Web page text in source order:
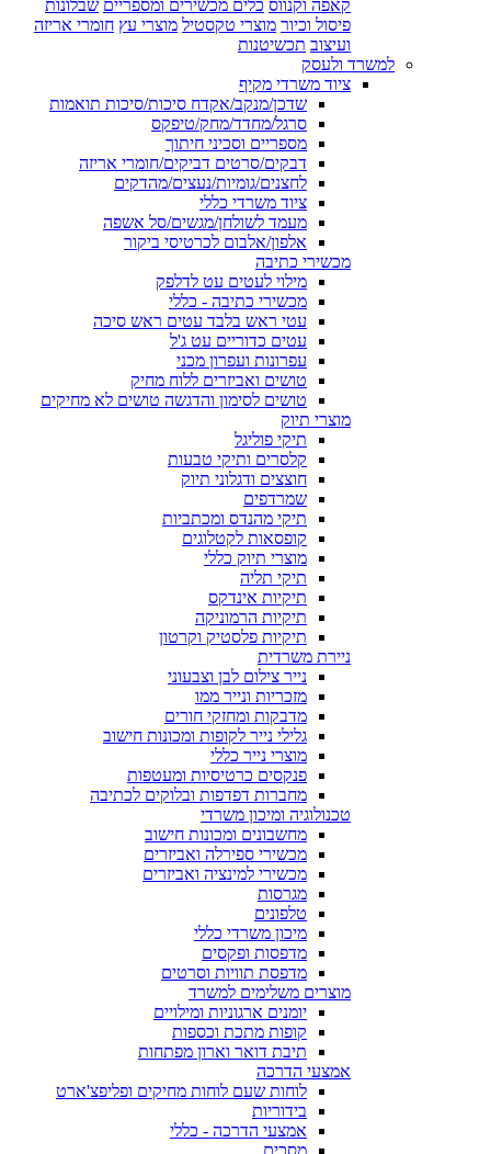
קאפה וקנווס כלים מכשירים ומספריים שבלונות
פיסול וכיור מוצרי טקסטיל מוצרי עץ חומרי אריזה
ועיצוב תכשיטנות
למשרד ולעסק
ציוד משרדי מקיף
שדכן/מנקב/אקדח סיכות/סיכות תואמות
סרגל/מחדד/מחק/טיפקס
מספריים וסכיני חיתוך
דבקים/סרטים דביקים/חומרי אריזה
לחצנים/גומיות/נעצים/מהדקים
ציוד משרדי כללי
מעמד לשולחן/מגשים/סל אשפה
אלפון/אלבום לכרטיסי ביקור
מכשירי כתיבה
מילוי לעטים עט לדלפק
מכשירי כתיבה - כללי
עטי ראש בלבד עטים ראש סיכה
עטים כדוריים עט ג'ל
עפרונות ועפרון מכני
טושים ואביזרים ללוח מחיק
טושים לסימון והדגשה טושים לא מחיקים
מוצרי תיוק
תיקי פוליגל
קלסרים ותיקי טבעות
חוצצים ודגלוני תיוק
שמרדפים
תיקי מהנדס ומכתביות
קופסאות לקטלוגים
מוצרי תיוק כללי
תיקי תליה
תיקיות אינדקס
תיקיות הרמוניקה
תיקיות פלסטיק וקרטון
ניירת משרדית
נייר צילום לבן וצבעוני
מזכריות ונייר ממו
מדבקות ומחזקי חורים
גלילי נייר לקופות ומכונות חישוב
מוצרי נייר כללי
פנקסים כרטיסיות ומעטפות
מחברות דפדפות ובלוקים לכתיבה
טכנולוגיה ומיכון משרדי
מחשבונים ומכונות חישוב
מכשירי ספירלה ואביזרים
מכשירי למינציה ואביזרים
מגרסות
טלפונים
מיכון משרדי כללי
מדפסות ופקסים
מדפסת תוויות וסרטים
מוצרים משלימים למשרד
יומנים ארגוניות ומילויים
קופות מתכת וכספות
תיבת דואר וארון מפתחות
אמצעי הדרכה
לוחות שעם לוחות מחיקים ופליפצ'ארט
בידוריות
אמצעי הדרכה - כללי
מסכים